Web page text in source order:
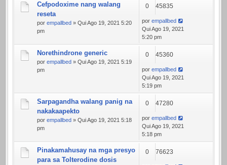
Cefpodoxime nang walang
reseta
por empallbed » Qui Ago 19, 2021 5:20
pm
0 45835
por empallbed
Qui Ago 19, 2021
5:20 pm
Norethindrone generic
por empallbed » Qui Ago 19, 2021 5:19
pm
0 45360
por empallbed
Qui Ago 19, 2021
5:19 pm
Sarpagandha walang panig na
nakakaapekto
por empallbed » Qui Ago 19, 2021 5:18
pm
0 47280
por empallbed
Qui Ago 19, 2021
5:18 pm
Pinakamahusay na mga presyo
para sa Tolterodine dosis
0 76623